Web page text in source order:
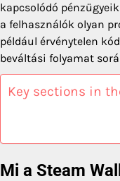
kapcsolódó
a felhasználók olyan
például érvénytelen
beváltási folyamat
Key sections in
Mi a Steam